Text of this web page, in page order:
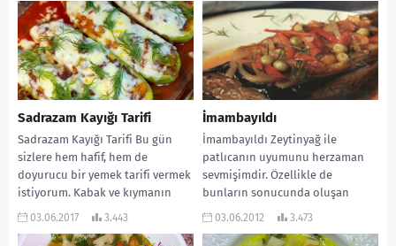
Sadrazam Kayığı Tarifi
Sadrazam Kayığı Tarifi Bu gün
sizlere hem hafif, hem de
doyurucu bir yemek tarifi vermek
istiyorum. Kabak ve kıymanın
muhteşem...
03.06.2017 3.443
İmambayıldı
İmambayıldı Zeytinyağ ile
patlıcanın uyumunu herzaman
sevmişimdir. Özellikle de
bunların sonucunda oluşan
yemek İmambayıldı ise… Umarım
03.06.2012 3.473